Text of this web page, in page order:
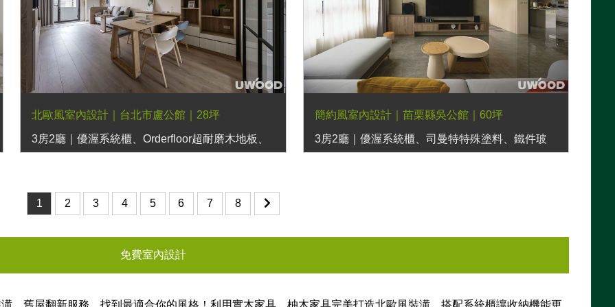
北歐風室內設計｜台北市盧公館｜28坪
3房2廳｜優渥系統櫃、Orderfloor超耐磨木地板、
六角磚、玻璃滑門、波緹沙發、跳島餐桌、彩色扶
簡約風室內設計｜苗栗縣吳公館｜60坪
3房2廳｜優渥系統櫃、司曼特特殊塗料、鐵件玻
璃滑門、克洛伊床墊、穀倉門
1 2 3 4 5 6 7 8
免費室內設計
、舊屋翻新服務，找到最適合你的風格！利用實木家具、柚木家具完美打造北歐風裝潢，搭配系統櫃讓收納機能更